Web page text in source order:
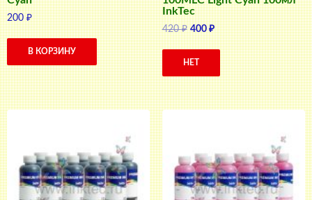
200₽
В КОРЗИНУ
InkTec
420₽ Первоначальная
цена
составляла
400₽Текущая
цена:
400 ₽.
НЕТ